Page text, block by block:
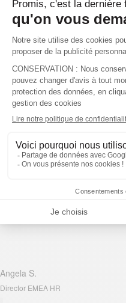
Mathieu P.
Director
Approach People a
créatifs pour attirer les
Ceci va de paire avec
Angela S.
Director EMEA HR